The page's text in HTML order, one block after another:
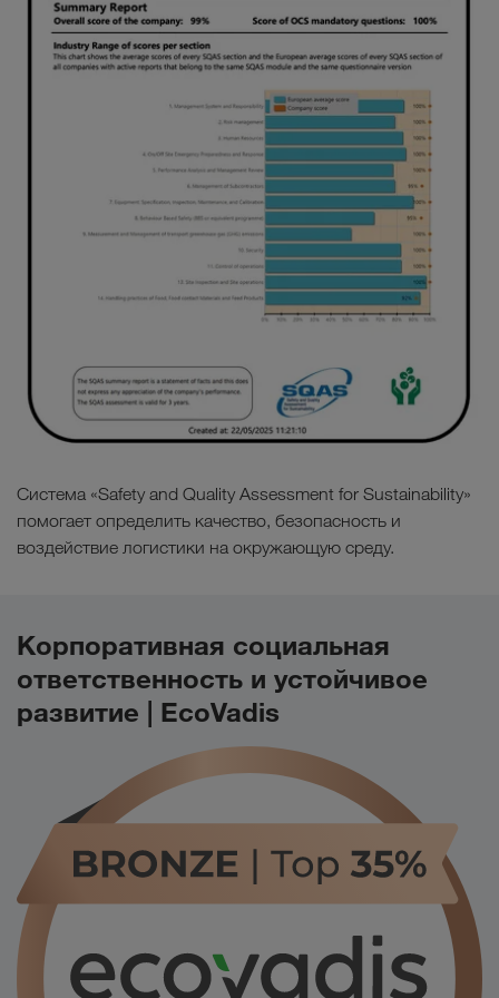
Система «Safety and Quality Assessment for Sustainability»
помогает определить качество, безопасность и
воздействие логистики на окружающую среду.
Корпоративная социальная
ответственность и устойчивое
развитие | EcoVadis